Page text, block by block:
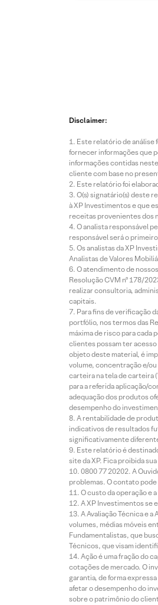
Disclaimer:
Este relatório de análise
fornecer informações que
informações contidas
cliente com base no
Este relatório foi
O(s) signatário(s) deste
à XP Investimentos e que
receitas provenientes dos
O analista responsável
responsável será o
Os analistas da XP
Analistas de Valores
O atendimento de
Resolução CVM nº 178/
realizar consultoria,
capitais.
Para fins de verificação
portfólio, nos termos das
máxima de risco para cada
clientes possam ter
objeto deste material, é
volume, concentração e/ou
carteira na tela de carteira
para a referida aplicação/
adequação dos produtos
desempenho do
A rentabilidade de
indicativos de resultados
significativamente
Este relatório é
site da XP. Fica proibida
0800 77 20202. A
problemas. O contato
O custo da operação e
A XP Investimentos se
A Avaliação Técnica e
volumes, médias móveis
Fundamentalistas, que
Técnicos, que visam
Ação é uma fração do
cotações de mercado. O
garantia, de forma
afetar o desempenho do
sobre o patrimônio do